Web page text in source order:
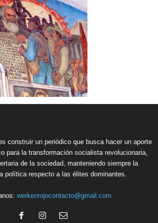
construir un periódico que busca hacer un aporte
para la transformación socialista revolucionaria,
de la sociedad, manteniendo siempre la
política respecto a las élites dominantes.
werkenrojocontacto@gmail.com